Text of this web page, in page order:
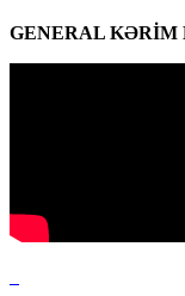
GENERAL KƏRİM